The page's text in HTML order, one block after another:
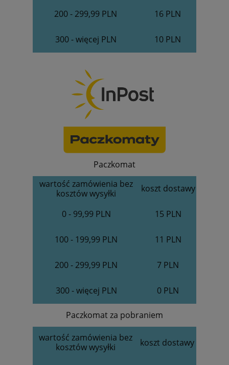
200 - 299,99 PLN 16 PLN
300 - więcej PLN 10 PLN
Paczkomat
wartość zamówienia bez
kosztów wysyłki
koszt dostawy
0 - 99,99 PLN 15 PLN
100 - 199,99 PLN 11 PLN
200 - 299,99 PLN 7 PLN
300 - więcej PLN 0 PLN
Paczkomat za pobraniem
wartość zamówienia bez
kosztów wysyłki
koszt dostawy